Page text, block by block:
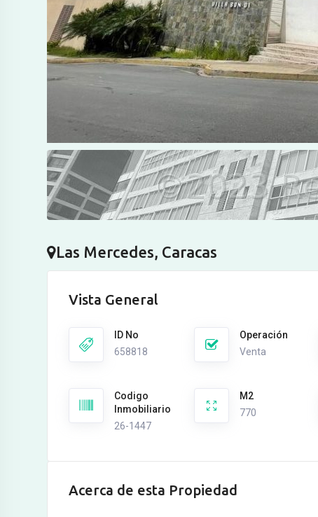
Las Mercedes, Caracas
Vista General
ID No
658818
Operación
Venta
Codigo
Inmobiliario
26-1447
M2
770
Acerca de esta Propiedad